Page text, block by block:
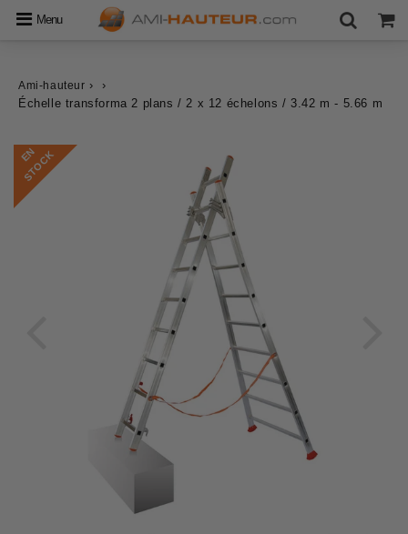
Menu
Ami-hauteur ›
›
Échelle transforma 2 plans / 2 x 12 échelons / 3.42 m - 5.66 m
E
N
S
T
O
C
K